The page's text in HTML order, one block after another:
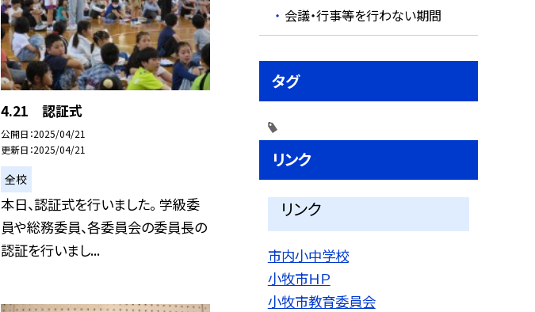
4.21 認証式
公開日 2025/04/21
更新日 2025/04/21
全校
本日、認証式を行いました。 学級委
員や総務委員、各委員会の委員長の
認証を行いまし...
会議・行事等を行わない期間
タグ
リンク
リンク
市内小中学校
小牧市ＨＰ
小牧市教育委員会